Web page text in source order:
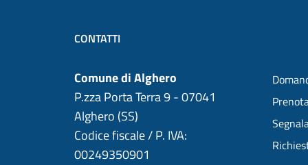
CONTATTI
Comune di Alghero
P.zza Porta Terra 9 - 07041
Alghero (SS)
Codice fiscale / P. IVA:
00249350901